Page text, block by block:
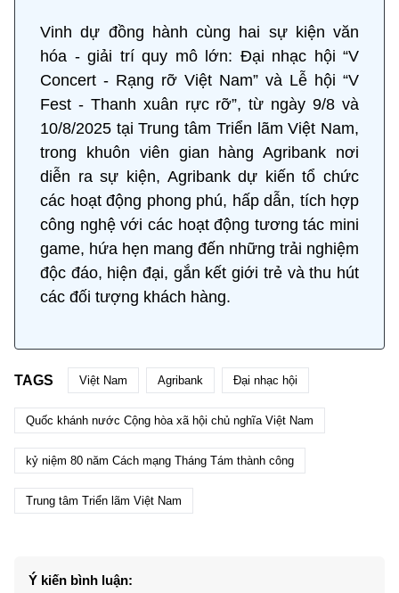
Vinh dự đồng hành cùng hai sự kiện văn
hóa - giải trí quy mô lớn: Đại nhạc hội “V
Concert - Rạng rỡ Việt Nam” và Lễ hội “V
Fest - Thanh xuân rực rỡ”, từ ngày 9/8 và
10/8/2025 tại Trung tâm Triển lãm Việt Nam,
trong khuôn viên gian hàng Agribank nơi
diễn ra sự kiện, Agribank dự kiến tổ chức
các hoạt động phong phú, hấp dẫn, tích hợp
công nghệ với các hoạt động tương tác mini
game, hứa hẹn mang đến những trải nghiệm
độc đáo, hiện đại, gắn kết giới trẻ và thu hút
các đối tượng khách hàng.
TAGS Việt Nam Agribank Đại nhạc hội
Quốc khánh nước Cộng hòa xã hội chủ nghĩa Việt Nam
kỷ niệm 80 năm Cách mạng Tháng Tám thành công
Trung tâm Triển lãm Việt Nam
Ý kiến bình luận: